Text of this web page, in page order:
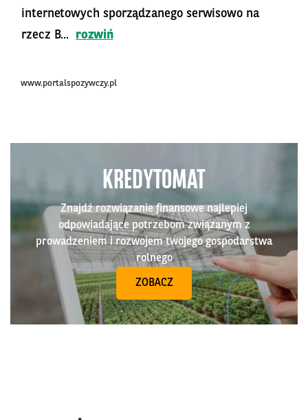
internetowych sporządzanego serwisowo na
rzecz B...
rozwiń
www.portalspozywczy.pl
KREDYTOMAT
Znajdź rozwiązanie finansowe najlepiej
odpowiadające potrzebom związanym z
prowadzeniem i rozwojem twojego gospodarstwa
rolnego
ZOBACZ